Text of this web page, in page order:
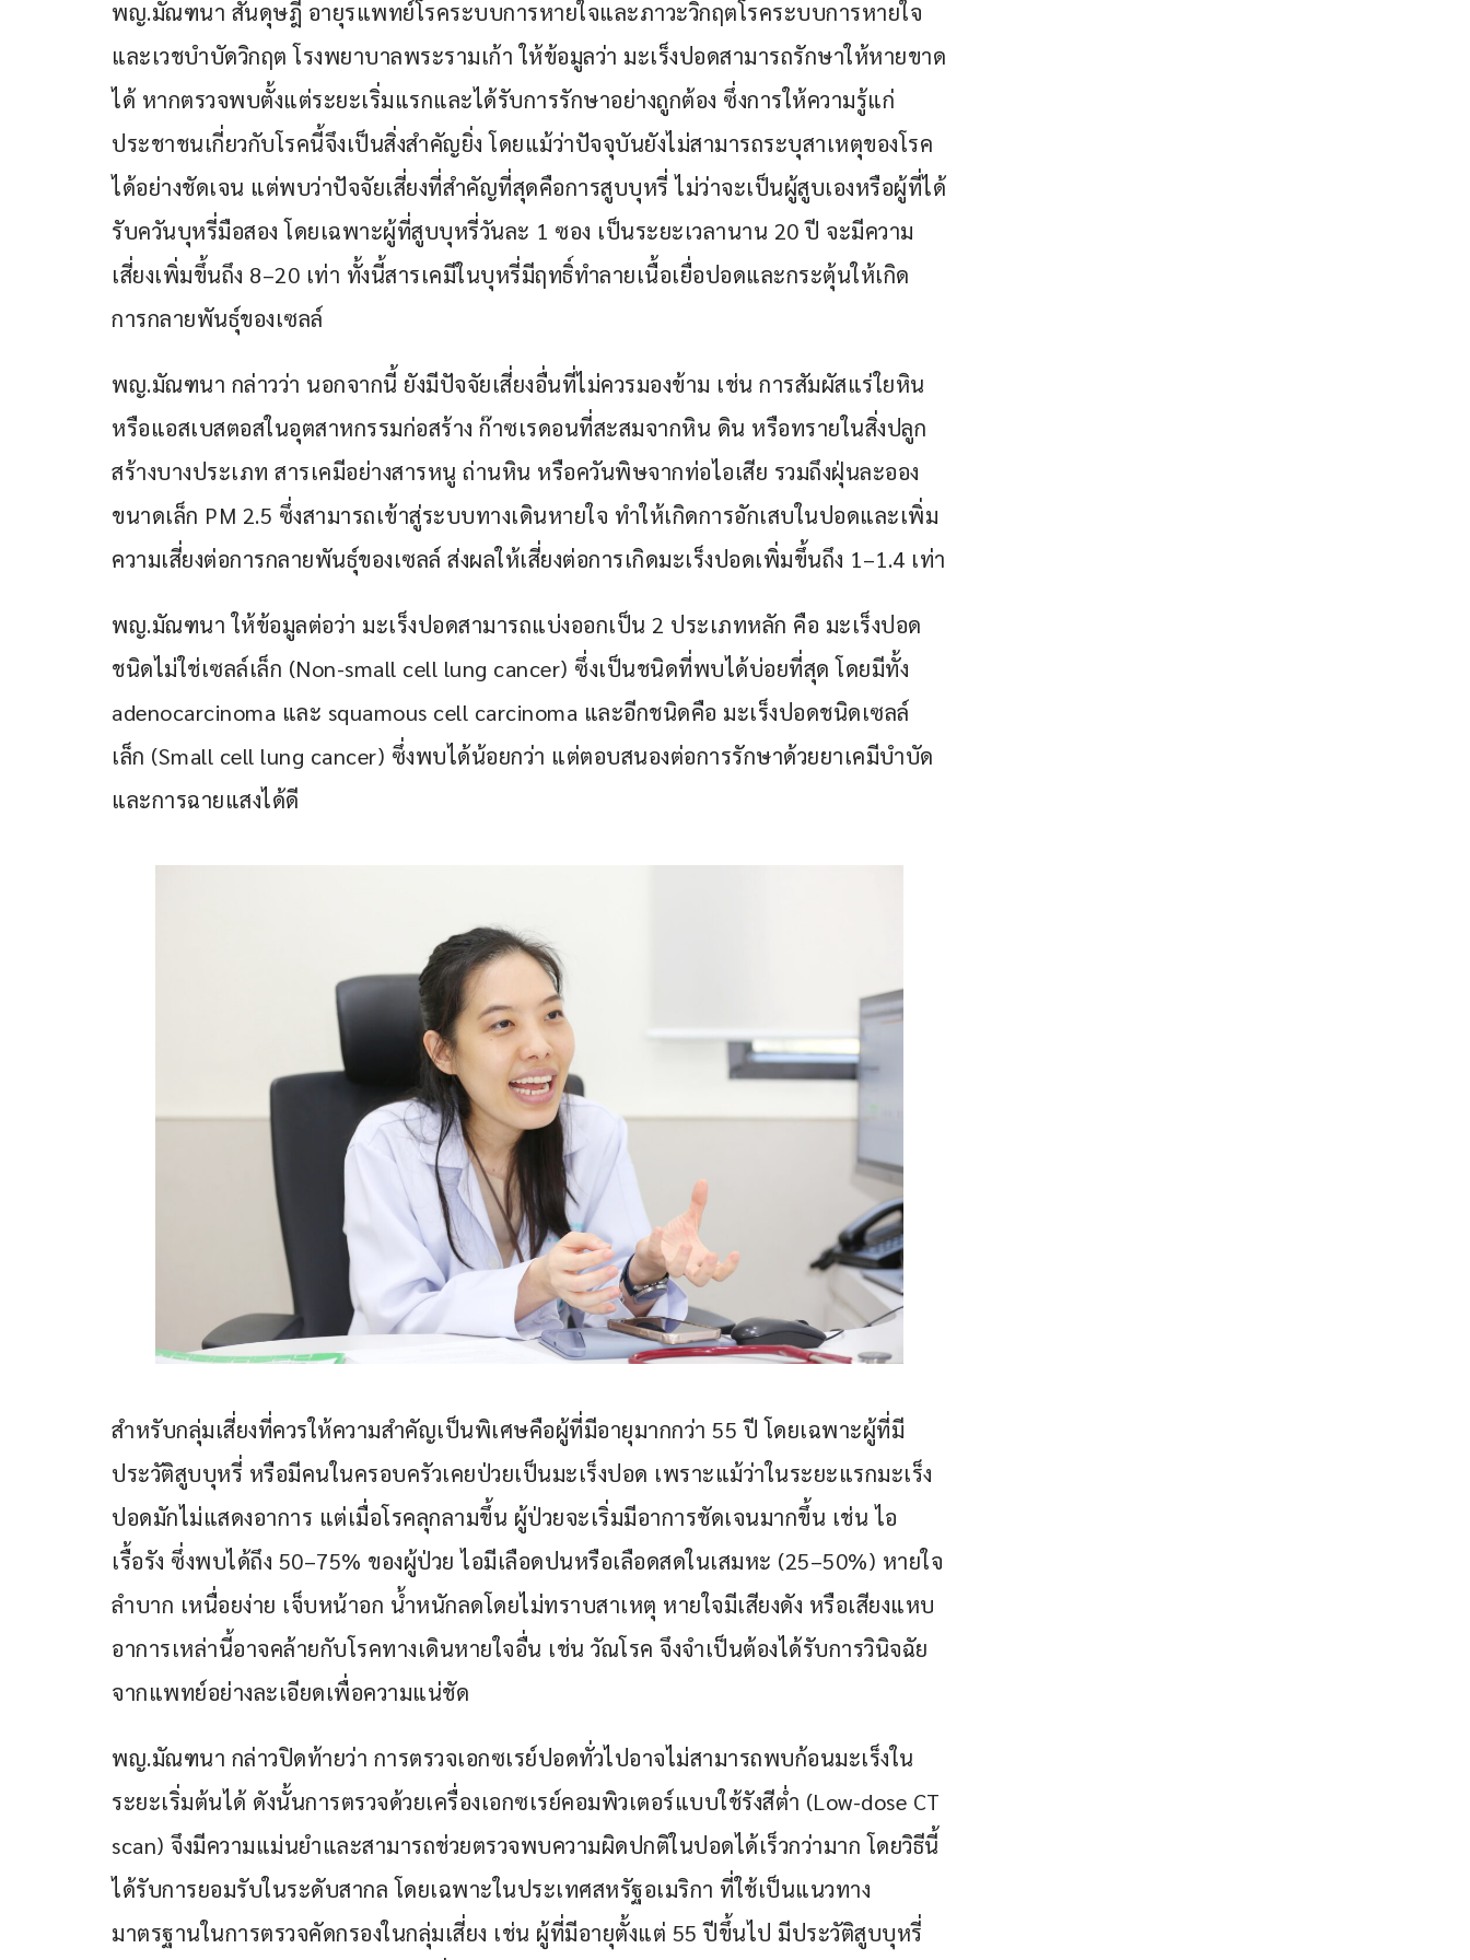
พญ.มัณฑนา สันดุษฎี อายุรแพทย์โรคระบบการหายใจและภาวะวิกฤตโรคระบบการหายใจ
และเวชบำบัดวิกฤต โรงพยาบาลพระรามเก้า ให้ข้อมูลว่า มะเร็งปอดสามารถรักษาให้หายขาด
ได้ หากตรวจพบตั้งแต่ระยะเริ่มแรกและได้รับการรักษาอย่างถูกต้อง ซึ่งการให้ความรู้แก่
ประชาชนเกี่ยวกับโรคนี้จึงเป็นสิ่งสำคัญยิ่ง โดยแม้ว่าปัจจุบันยังไม่สามารถระบุสาเหตุของโรค
ได้อย่างชัดเจน แต่พบว่าปัจจัยเสี่ยงที่สำคัญที่สุดคือการสูบบุหรี่ ไม่ว่าจะเป็นผู้สูบเองหรือผู้ที่ได้
รับควันบุหรี่มือสอง โดยเฉพาะผู้ที่สูบบุหรี่วันละ 1 ซอง เป็นระยะเวลานาน 20 ปี จะมีความ
เสี่ยงเพิ่มขึ้นถึง 8–20 เท่า ทั้งนี้สารเคมีในบุหรี่มีฤทธิ์ทำลายเนื้อเยื่อปอดและกระตุ้นให้เกิด
การกลายพันธุ์ของเซลล์
พญ.มัณฑนา กล่าวว่า นอกจากนี้ ยังมีปัจจัยเสี่ยงอื่นที่ไม่ควรมองข้าม เช่น การสัมผัสแร่ใยหิน
หรือแอสเบสตอสในอุตสาหกรรมก่อสร้าง ก๊าซเรดอนที่สะสมจากหิน ดิน หรือทรายในสิ่งปลูก
สร้างบางประเภท สารเคมีอย่างสารหนู ถ่านหิน หรือควันพิษจากท่อไอเสีย รวมถึงฝุ่นละออง
ขนาดเล็ก PM 2.5 ซึ่งสามารถเข้าสู่ระบบทางเดินหายใจ ทำให้เกิดการอักเสบในปอดและเพิ่ม
ความเสี่ยงต่อการกลายพันธุ์ของเซลล์ ส่งผลให้เสี่ยงต่อการเกิดมะเร็งปอดเพิ่มขึ้นถึง 1–1.4 เท่า
พญ.มัณฑนา ให้ข้อมูลต่อว่า มะเร็งปอดสามารถแบ่งออกเป็น 2 ประเภทหลัก คือ มะเร็งปอด
ชนิดไม่ใช่เซลล์เล็ก (Non-small cell lung cancer) ซึ่งเป็นชนิดที่พบได้บ่อยที่สุด โดยมีทั้ง
adenocarcinoma และ squamous cell carcinoma และอีกชนิดคือ มะเร็งปอดชนิดเซลล์
เล็ก (Small cell lung cancer) ซึ่งพบได้น้อยกว่า แต่ตอบสนองต่อการรักษาด้วยยาเคมีบำบัด
และการฉายแสงได้ดี
สำหรับกลุ่มเสี่ยงที่ควรให้ความสำคัญเป็นพิเศษคือผู้ที่มีอายุมากกว่า 55 ปี โดยเฉพาะผู้ที่มี
ประวัติสูบบุหรี่ หรือมีคนในครอบครัวเคยป่วยเป็นมะเร็งปอด เพราะแม้ว่าในระยะแรกมะเร็ง
ปอดมักไม่แสดงอาการ แต่เมื่อโรคลุกลามขึ้น ผู้ป่วยจะเริ่มมีอาการชัดเจนมากขึ้น เช่น ไอ
เรื้อรัง ซึ่งพบได้ถึง 50–75% ของผู้ป่วย ไอมีเลือดปนหรือเลือดสดในเสมหะ (25–50%) หายใจ
ลำบาก เหนื่อยง่าย เจ็บหน้าอก น้ำหนักลดโดยไม่ทราบสาเหตุ หายใจมีเสียงดัง หรือเสียงแหบ
อาการเหล่านี้อาจคล้ายกับโรคทางเดินหายใจอื่น เช่น วัณโรค จึงจำเป็นต้องได้รับการวินิจฉัย
จากแพทย์อย่างละเอียดเพื่อความแน่ชัด
พญ.มัณฑนา กล่าวปิดท้ายว่า การตรวจเอกซเรย์ปอดทั่วไปอาจไม่สามารถพบก้อนมะเร็งใน
ระยะเริ่มต้นได้ ดังนั้นการตรวจด้วยเครื่องเอกซเรย์คอมพิวเตอร์แบบใช้รังสีต่ำ (Low-dose CT
scan) จึงมีความแม่นยำและสามารถช่วยตรวจพบความผิดปกติในปอดได้เร็วกว่ามาก โดยวิธีนี้
ได้รับการยอมรับในระดับสากล โดยเฉพาะในประเทศสหรัฐอเมริกา ที่ใช้เป็นแนวทาง
มาตรฐานในการตรวจคัดกรองในกลุ่มเสี่ยง เช่น ผู้ที่มีอายุตั้งแต่ 55 ปีขึ้นไป มีประวัติสูบบุหรี่